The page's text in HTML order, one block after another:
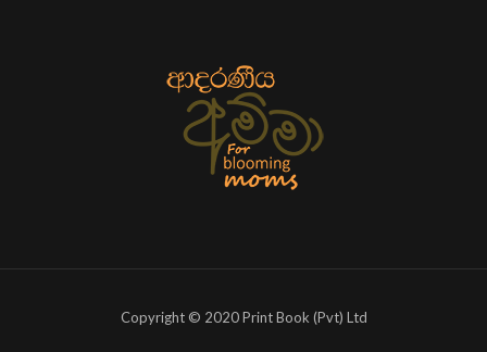
Copyright © 2020 Print Book (Pvt) Ltd